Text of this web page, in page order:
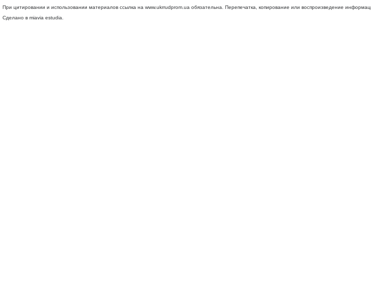
При цитировании и использовании материалов ссылка на www.ukrrudprom.ua обязательна. Перепечатка, копирование или воспроизведение
Сделано в miavia estudia.